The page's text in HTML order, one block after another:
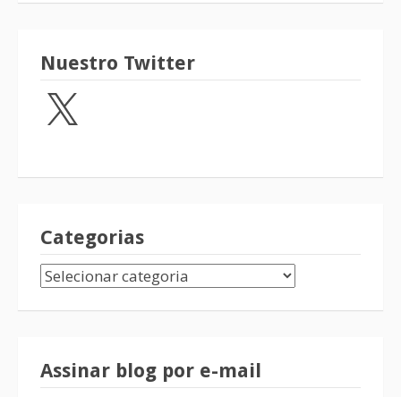
Nuestro Twitter
Categorias
Assinar blog por e-mail